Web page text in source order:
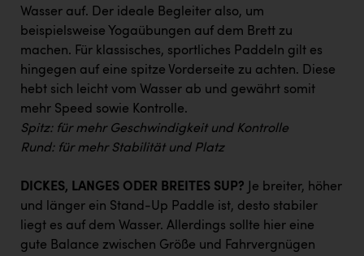
Vier Diamanten
Vorlagenportal
Wir besiegen Krebs
Wirtschaftskammer OÖ
ZGONC
Österreichisches Hebammengremium
Wasser auf. Der ideale Begleiter also, um
beispielsweise Yogaübungen auf dem Brett zu
machen. Für klassisches, sportliches Paddeln gilt es
hingegen auf eine spitze Vorderseite zu achten. Diese
hebt sich leicht vom Wasser ab und gewährt somit
mehr Speed sowie Kontrolle.
Spitz: für mehr Geschwindigkeit und Kontrolle
Rund: für mehr Stabilität und Platz
DICKES, LANGES ODER BREITES SUP?
Je breiter, höher
und länger ein Stand-Up Paddle ist, desto stabiler
liegt es auf dem Wasser. Allerdings sollte hier eine
gute Balance zwischen Größe und Fahrvergnügen